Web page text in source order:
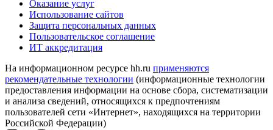
Оказание услуг
Использование сайтов
Защита персональных данных
Пользовательское соглашение
ИТ аккредитация
На информационном ресурсе hh.ru применяются
рекомендательные технологии (информационные технологии
предоставления информации на основе сбора, систематизации
и анализа сведений, относящихся к предпочтениям
пользователей сети «Интернет», находящихся на территории
Российской Федерации)